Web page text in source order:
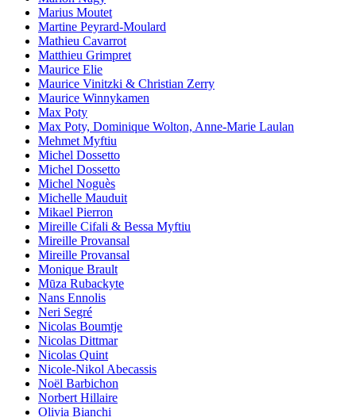
Marius Moutet
Martine Peyrard-Moulard
Mathieu Cavarrot
Matthieu Grimpret
Maurice Elie
Maurice Vinitzki & Christian Zerry
Maurice Winnykamen
Max Poty
Max Poty, Dominique Wolton, Anne-Marie Laulan
Mehmet Myftiu
Michel Dossetto
Michel Dossetto
Michel Noguès
Michelle Mauduit
Mikael Pierron
Mireille Cifali & Bessa Myftiu
Mireille Provansal
Mireille Provansal
Monique Brault
Mūza Rubackyte
Nans Ennolis
Neri Segré
Nicolas Boumtje
Nicolas Dittmar
Nicolas Quint
Nicole-Nikol Abecassis
Noël Barbichon
Norbert Hillaire
Olivia Bianchi